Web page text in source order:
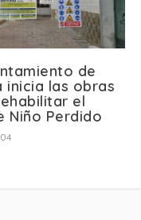
de
inicia las obras
el
Niño Perdido